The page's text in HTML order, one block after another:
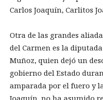
Carlos Joaquín, Carlitos
Otra de las grandes
del Carmen es la
Muñoz, quien dejó un
gobierno del Estado
amparada por el fuero y